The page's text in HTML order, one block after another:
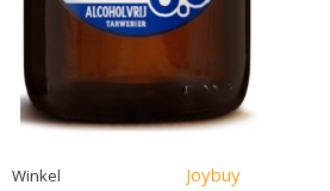
Winkel Joybuy